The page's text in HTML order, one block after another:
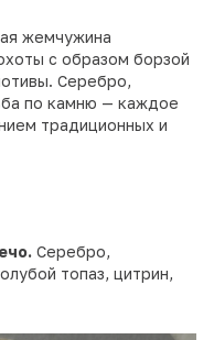
жемчужина
с образом борзой
Серебро,
по камню — каждое
традиционных и
Серебро,
топаз, цитрин,